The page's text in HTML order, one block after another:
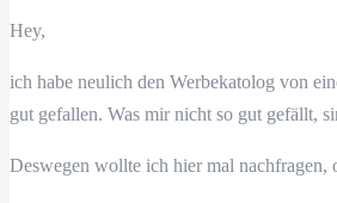
Hey,
ich habe neulich den Werbekatolog von
gut gefallen. Was mir nicht so gut gefällt,
Deswegen wollte ich hier mal